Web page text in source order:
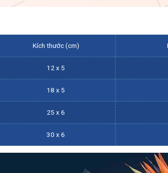
Kích thước (cm)
12 x 5
18 x 5
25 x 6
30 x 6